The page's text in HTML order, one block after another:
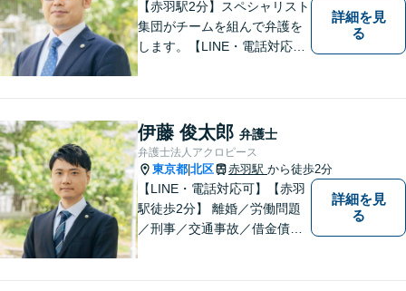
【赤羽駅2分】スペシャリスト
集団がチームを組んで弁護を
します。【LINE・電話対応
スはあなたの味方です！他士
業との連携あり。
詳細を見
る
伊藤 俊太郎 弁護士
弁護士法人アクロピース
東京都 北区 赤羽駅 から徒歩2分
【LINE・電話対応可】【赤羽
駅徒歩2分】 離婚／労働問題
／刑事／交通事故／借金債務
詳細を見
る